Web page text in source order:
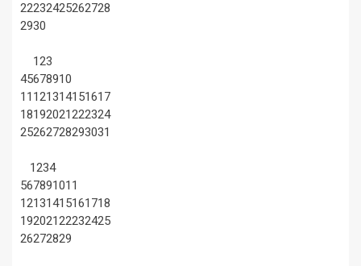
22232425262728
2930
123
45678910
11 121314151617
18192021222324
25262728293031
1234
567891011
12131415161718
19202122232425
26272829